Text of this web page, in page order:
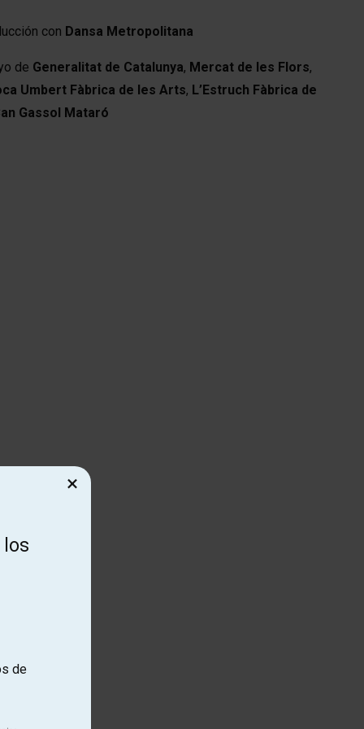
con Dansa Metropolitana
de Generalitat de Catalunya, Mercat de les Flors,
Umbert Fàbrica de les Arts, L’Estruch Fàbrica de
Gassol Mataró
de
×